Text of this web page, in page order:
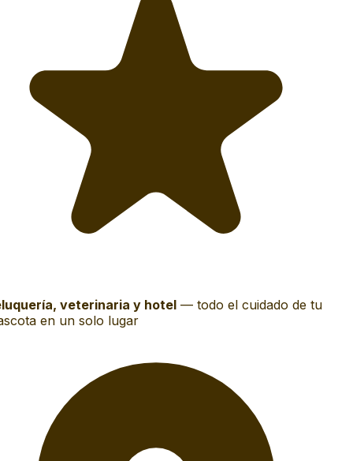
veterinaria y hotel—todo el cuidado de tu
en un solo lugar